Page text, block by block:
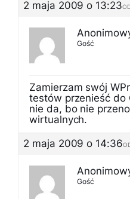
2 maja 2009 o 13:23
Gość
Zamierzam swój
testów przenieść do
nie da, bo nie
wirtualnych.
2 maja 2009 o 14:36
Gość